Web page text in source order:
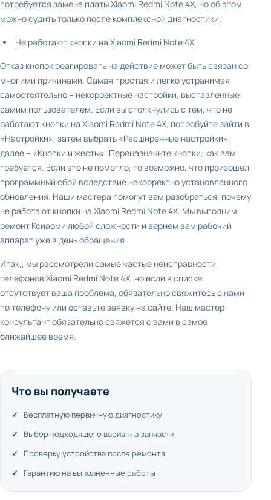
потребуется замена платы Xiaomi Redmi Note 4X, но об этом
можно судить только после комплексной диагностики.
Не работают кнопки на Xiaomi Redmi Note 4X
Отказ кнопок реагировать на действие может быть связан со
многими причинами. Самая простая и легко устранимая
самостоятельно – некорректные настройки, выставленные
самим пользователем. Если вы столкнулись с тем, что не
работают кнопки на Xiaomi Redmi Note 4X, попробуйте зайти в
«Настройки», затем выбрать «Расширенные настройки»,
далее – «Кнопки и жесты». Переназначьте кнопки, как вам
требуется. Если это не помогло, то возможно, что произошел
программный сбой вследствие некорректно установленного
обновления. Наши мастера помогут вам разобраться, почему
не работают кнопки на Xiaomi Redmi Note 4X. Мы выполним
ремонт Ксиаоми любой сложности и вернем вам рабочий
аппарат уже в день обращения.
Итак,, мы рассмотрели самые частые неисправности
телефонов Xiaomi Redmi Note 4X, но если в списке
отсутствует ваша проблема, обязательно свяжитесь с нами
по телефону или оставьте заявку на сайте. Наш мастер-
консультант обязательно свяжется с вами в самое
ближайшее время.
Что вы получаете
Бесплатную первичную диагностику
Выбор подходящего варианта запчасти
Проверку устройства после ремонта
Гарантию на выполненные работы